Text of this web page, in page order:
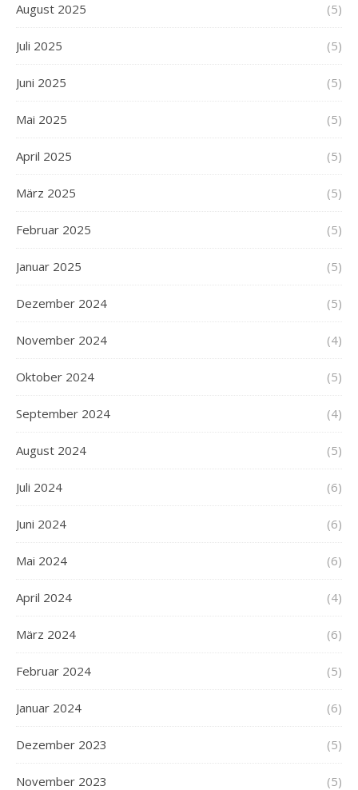
August 2025 (5)
Juli 2025 (5)
Juni 2025 (5)
Mai 2025 (5)
April 2025 (5)
März 2025 (5)
Februar 2025 (5)
Januar 2025 (5)
Dezember 2024 (5)
November 2024 (4)
Oktober 2024 (5)
September 2024 (4)
August 2024 (5)
Juli 2024 (6)
Juni 2024 (6)
Mai 2024 (6)
April 2024 (4)
März 2024 (6)
Februar 2024 (5)
Januar 2024 (6)
Dezember 2023 (5)
November 2023 (5)